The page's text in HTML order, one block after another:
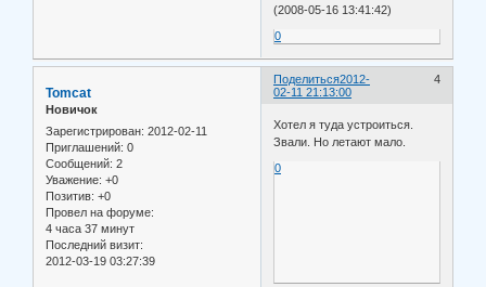
(2008-05-16 13:41:42)
0
Поделиться 4
2012-
02-11 21:13:00
Tomcat
Новичок
Зарегистрирован: 2012-02-11
Приглашений: 0
Сообщений: 2
Уважение: +0
Позитив: +0
Провел на форуме:
4 часа 37 минут
Последний визит:
2012-03-19 03:27:39
Хотел я туда устроиться.
Звали. Но летают мало.
0